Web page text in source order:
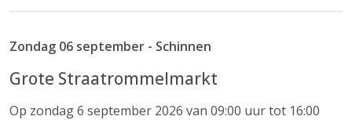
Zondag 06 september - Schinnen
Grote Straatrommelmarkt
Op zondag 6 september 2026 van 09:00 uur tot 16:00